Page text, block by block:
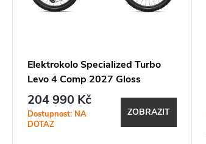
Elektrokolo Specialized Turbo
Levo 4 Comp 2027 Gloss
Dolomite / Shadow Silver
204 990 Kč
Dostupnost: NA
DOTAZ
ZOBRAZIT